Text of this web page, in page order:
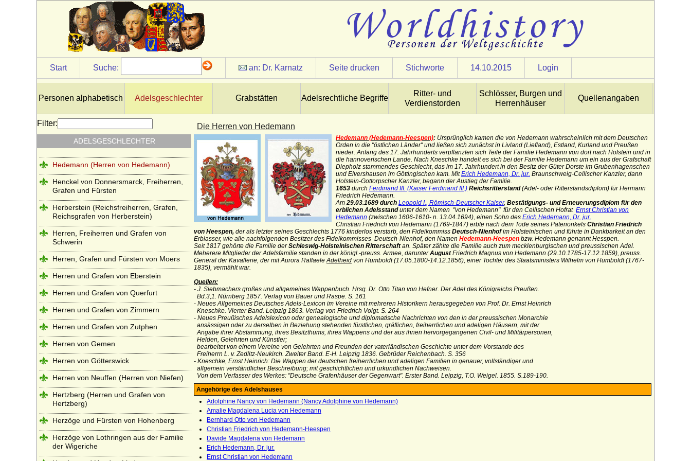
Start Suche: an: Dr. Karnatz Seite drucken Stichworte 14.10.2015 Login
Personen alphabetisch Adelsgeschlechter Grabstätten Adelsrechtliche Begriffe
Ritter- und
Verdienstorden
Schlösser, Burgen und
Herrenhäuser
Quellenangaben
Die Herren von Hedemann
Hedemann (Hedemann-Heespen): Ursprünglich kamen die von Hedemann wahrscheinlich mit dem Deutschen
Orden in die "östlichen Länder" und ließen sich zunächst in Livland (Liefland), Estland, Kurland und Preußen
nieder. Anfang des 17. Jahrhunderts verpflanzten sich Teile der Familie Hedemann von dort nach Holstein und in
die hannoverischen Lande. Nach Kneschke handelt es sich bei der Familie Hedemann um ein aus der Grafschaft
Diepholz stammendes Geschlecht, das im 17. Jahrhundert in den Besitz der Güter Dorste im Grubenhagenschen
und Elvershausen im Göttingischen kam. Mit Erich Hedemann, Dr. jur. Braunschweig-Cellischer Kanzler, dann
Holstein-Gottorpscher Kanzler, begann der Austieg der Familie.
1653 durch Ferdinand III. (Kaiser Ferdinand III.) Reichsritterstand(Adel- oder Ritterstandsdiplom) für Hermann
Friedrich Hedemann.
Am29.03.1689 durch Leopold I., Römisch-Deutscher Kaiser, Bestätigungs- und Erneuerungsdiplom für den
erblichen Adelsstandunter dem Namen "von Hedemann" für den Cellischen Hofrat Ernst Christian von
Hedemann (zwischen 1606-1610- n. 13.04.1694), einen Sohn des Erich Hedemann, Dr. jur.
Christian Friedrich von Hedemann (1769-1847) erbte nach dem Tode seines Patenonkels Christian Friedrich
von Heespen, der als letzter seines Geschlechts 1776 kinderlos verstarb, den Fideikommiss Deutsch-Nienhofim Holsteinischen und führte in Dankbarkeit an den
Erblasser, wie alle nachfolgenden Besitzer des Fideikommisses Deutsch-Nienhof, den Namen Hedemann-Heespen bzw. Hedemann genannt Hesspen.
Seit 1817 gehörte die Familie derSchleswig-Holsteinischen Ritterschaftan. Später zählte die Familie auch zum mecklenburgischen und preussischen Adel.
Meherere Mitglieder der Adelsfamilie standen in der königl.-preuss. Armee, darunterAugustFriedrich Magnus von Hedemann (29.10.1785-17.12.1859), preuss.
General der Kavallerie, der mit Aurora RaffaeleAdelheid von Humboldt (17.05.1800-14.12.1856), einer Tochter des Staatsministers Wilhelm von Humboldt (1767-
1835), vermählt war.
Quellen:
- J. Siebmachers großes und allgemeines Wappenbuch. Hrsg. Dr. Otto Titan von Hefner. Der Adel des Königreichs Preußen.
Bd.3,1. Nürnberg 1857. Verlag von Bauer und Raspe. S. 161
- Neues Allgemeines Deutsches Adels-Lexicon im Vereine mit mehreren Historikern herausgegeben von Prof. Dr. Ernst Heinrich
Kneschke. Vierter Band. Leipzig 1863. Verlag von Friedrich Voigt. S. 264
- Neues Preußisches Adelslexicon oder genealogische und diplomatische Nachrichten von den in der preussischen Monarchie
ansässigen oder zu derselben in Beziehung stehenden fürstlichen, gräflichen, freiherrlichen und adeligen Häusern, mit der
Angabe ihrer Abstammung, ihres Besitzthums, ihres Wappens und der aus ihnen hervorgegangenen Civil- und Militärpersonen,
Helden, Gelehrten und Künstler;
bearbeitet von einem Vereine von Gelehrten und Freunden der vaterländischen Geschichte unter dem Vorstande des
Freiherrn L. v. Zedlitz-Neukirch. Zweiter Band. E-H. Leipzig 1836. Gebrüder Reichenbach. S. 356
- Kneschke, Ernst Heinrich: Die Wappen der deutschen freiherrlichen und adeligen Familien in genauer, vollständiger und
allgemein verständlicher Beschreibung; mit geschichtlichen und urkundlichen Nachweisen.
Von dem Verfasser des Werkes: "Deutsche Grafenhäuser derGegenwart". Erster Band. Leipzig, T.O. Weigel. 1855. S.189-190.
Angehörige des Adelshauses
Adolphine Nancy von Hedemann (Nancy Adolphine von Hedemann)
Amalie Magdalena Lucia von Hedemann
Bernhard Otto von Hedemann
Christian Friedrich von Hedemann-Heespen
Davide Magdalena von Hedemann
Erich Hedemann, Dr. jur.
Ernst Christian von Hedemann
Filter:
ADELSGESCHLECHTER
Haus Wassenberg (Familie der
Flamenses)
Haus Wessex (Angelsachsen)
Haus Wevelinghoven
Haus Windsor (ehemals Sachsen-Coburg
Haus Württemberg
Haus York
Haxthausen (Freiherren und Grafen von
Haxthausen)
Hedemann (Herren von Hedemann)
Henckel von Donnersmarck, Freiherren,
Grafen und Fürsten
Herberstein (Reichsfreiherren, Grafen,
Reichsgrafen von Herberstein)
Herren, Freiherren und Grafen von
Schwerin
Herren, Grafen und Fürsten von Moers
Herren und Grafen von Eberstein
Herren und Grafen von Querfurt
Herren und Grafen von Zimmern
Herren und Grafen von Zutphen
Herren von Gemen
Herren von Götterswick
Herren von Neuffen (Herren von Niefen)
Hertzberg (Herren und Grafen von
Hertzberg)
Herzöge und Fürsten von Hohenberg
Herzöge von Lothringen aus der Familie
der Wigeriche